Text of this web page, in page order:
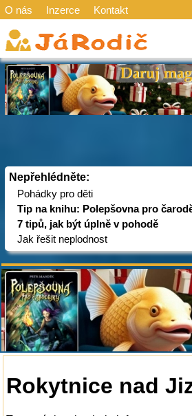
O nás Inzerce Kontakt
Nepřehlédněte:
Pohádky pro děti
Tip na knihu: Polepšovna pro
7 tipů, jak být úplně v pohodě
Jak řešit neplodnost
Rokytnice nad